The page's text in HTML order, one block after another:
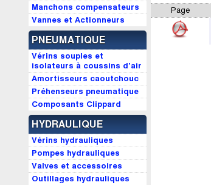
Manchons compensateurs
Vannes et Actionneurs
PNEUMATIQUE
Vérins souples et
isolateurs à coussins d'air
Amortisseurs caoutchouc
Préhenseurs pneumatique
Composants Clippard
HYDRAULIQUE
Vérins hydrauliques
Pompes hydrauliques
Valves et accessoires
Outillages hydrauliques
Page